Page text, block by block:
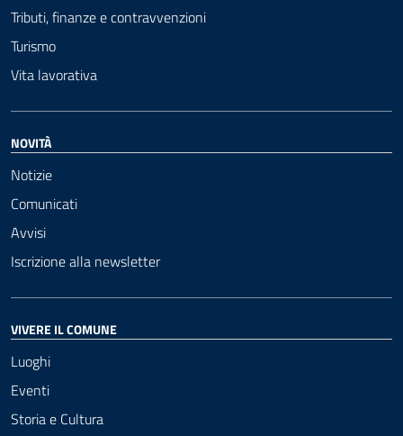
Tributi, finanze e contravvenzioni
Turismo
Vita lavorativa
NOVITÀ
Notizie
Comunicati
Avvisi
Iscrizione alla newsletter
VIVERE IL COMUNE
Luoghi
Eventi
Storia e Cultura